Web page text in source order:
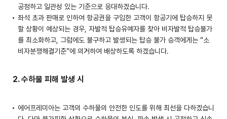
공정하고 일관성 있는 기준으로 응대하겠습니다.
좌석 초과 판매로 인하여 항공권을 구입한 고객이 항공기에 탑승하지 못
할 상황이 예상되는 경우, 자발적 탑승유예자를 찾아 비자발적 탑승불가
를 최소화하고, 그럼에도 불구하고 발생되는 탑승 불가 승객에게는 “소
비자분쟁해결기준”에 의거하여 배상하도록 하겠습니다.
2. 수하물 피해 발생 시
에어프레미아는 고객의 수하물의 안전한 인도를 위해 최선을 다하겠습니